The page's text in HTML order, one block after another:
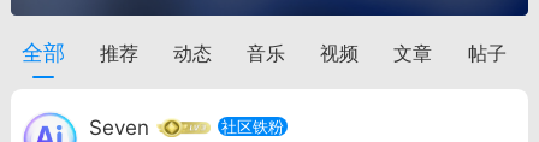
全部 推荐 动态 音乐 视频 文章 帖子
Seven
社区铁粉